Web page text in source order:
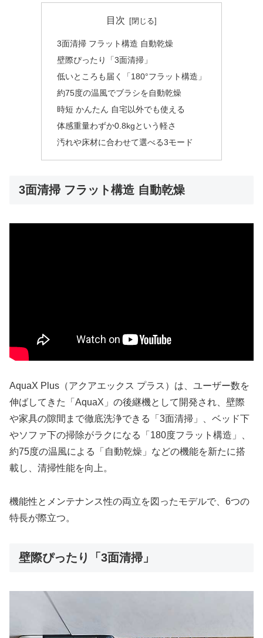
目次
3面清掃 フラット構造 自動乾燥
壁際ぴったり「3面清掃」
低いところも届く「180°フラット構造」
約75度の温風でブラシを自動乾燥
時短 かんたん 自宅以外でも使える
体感重量わずか0.8kgという軽さ
汚れや床材に合わせて選べる3モード
3面清掃 フラット構造 自動乾燥
AquaX Plus（アクアエックス プラス）は、ユーザー数を
伸ばしてきた「AquaX」の後継機として開発され、壁際
や家具の隙間まで徹底洗浄できる「3面清掃」、ベッド下
やソファ下の掃除がラクになる「180度フラット構造」、
約75度の温風による「自動乾燥」などの機能を新たに搭
載し、清掃性能を向上。
機能性とメンテナンス性の両立を図ったモデルで、6つの
特長が際立つ。
壁際ぴったり「3面清掃」